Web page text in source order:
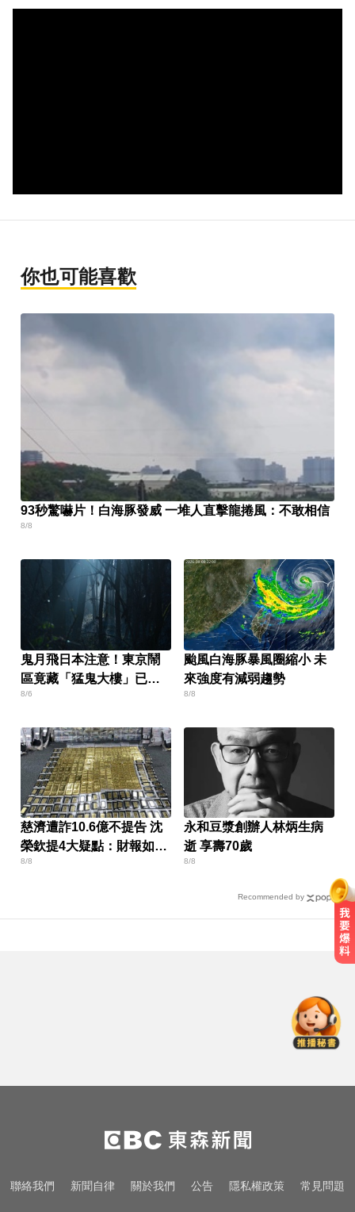
你也可能喜歡
93秒驚嚇片！白海豚發威 一堆人直擊龍捲風：不敢相信
8/8
鬼月飛日本注意！東京鬧
區竟藏「猛鬼大樓」已奪
14命
8/6
颱風白海豚暴風圈縮小 未
來強度有減弱趨勢
8/8
慈濟遭詐10.6億不提告 沈
榮欽提4大疑點：財報如何
核銷？
8/8
永和豆漿創辦人林炳生病
逝 享壽70歲
8/8
Recommended by
假？ 台大回應了
攏係為了晶片！「斷交19年」 哥斯
大黎加連2年來台
「白海豚」可放颱風假？蔣萬安：
聯絡我們 新聞自律 關於我們 公告 隱私權政策 常見問題